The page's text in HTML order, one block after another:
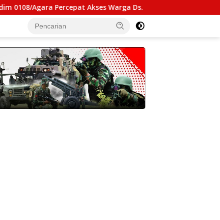
Akses Warga Ds. Kuning Abadi Aceh Tenggara